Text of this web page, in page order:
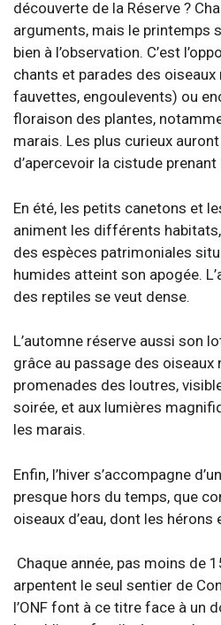
découverte de la Réserve ?
arguments, mais le printemps
bien à l’observation. C’est
chants et parades des oiseaux
fauvettes, engoulevents) ou
floraison des plantes,
marais. Les plus curieux
d’apercevoir la cistude prenant
En été, les petits canetons et
animent les différents
des espèces patrimoniales
humides atteint son apogée.
des reptiles se veut dense.
L’automne réserve aussi son
grâce au passage des oiseaux
promenades des loutres,
soirée, et aux lumières
les marais.
Enfin, l’hiver s’accompagne
presque hors du temps, que
oiseaux d’eau, dont les hérons
Chaque année, pas moins de
arpentent le seul sentier de
l’ONF font à ce titre face à un